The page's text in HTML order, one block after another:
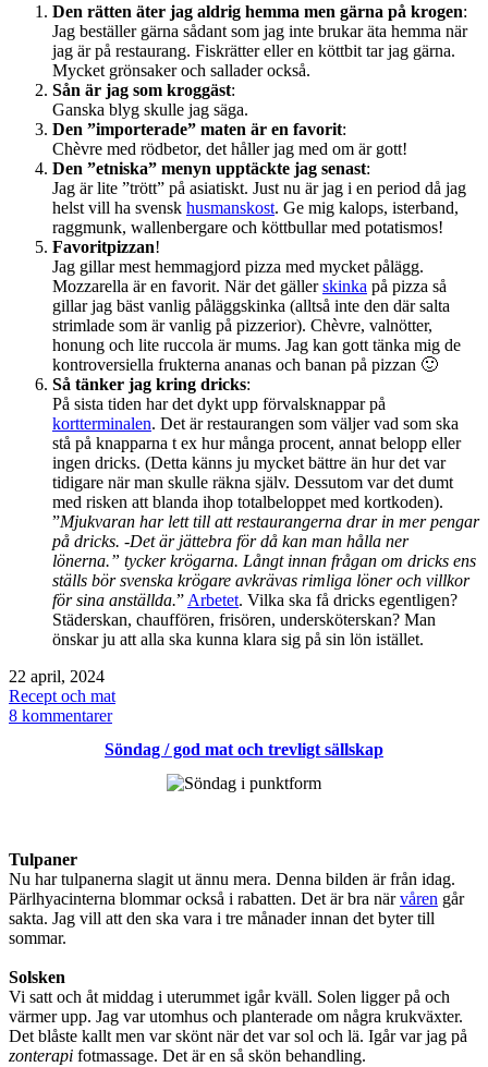
Den rätten äter jag aldrig hemma men gärna på krogen:
Jag beställer gärna sådant som jag inte brukar äta hemma när
jag är på restaurang. Fiskrätter eller en köttbit tar jag gärna.
Mycket grönsaker och sallader också.
Sån är jag som kroggäst:
Ganska blyg skulle jag säga.
Den ”importerade” maten är en favorit:
Chèvre med rödbetor, det håller jag med om är gott!
Den ”etniska” menyn upptäckte jag senast:
Jag är lite ”trött” på asiatiskt. Just nu är jag i en period då jag
helst vill ha svensk husmanskost. Ge mig kalops, isterband,
raggmunk, wallenbergare och köttbullar med potatismos!
Favoritpizzan!
Jag gillar mest hemmagjord pizza med mycket pålägg.
Mozzarella är en favorit. När det gällerskinka på pizza så
gillar jag bäst vanlig påläggskinka (alltså inte den där salta
strimlade som är vanlig på pizzerior). Chèvre, valnötter,
honung och lite ruccola är mums. Jag kan gott tänka mig de
kontroversiella frukterna ananas och banan på pizzan 🙂
Så tänker jag kring dricks:
På sista tiden har det dykt upp förvalsknappar på
kortterminalen. Det är restaurangen som väljer vad som ska
stå på knapparna t ex hur många procent, annat belopp eller
ingen dricks. (Detta känns ju mycket bättre än hur det var
tidigare när man skulle räkna själv. Dessutom var det dumt
med risken att blanda ihop totalbeloppet med kortkoden).
”Mjukvaran har lett till att restaurangerna drar in mer pengar
på dricks. -Det är jättebra för då kan man hålla ner
lönerna.” tycker krögarna. Långt innan frågan om dricks ens
ställs bör svenska krögare avkrävas rimliga löner och villkor
för sina anställda.” Arbetet. Vilka ska få dricks egentligen?
Städerskan, chauffören, frisören, undersköterskan? Man
önskar ju att alla ska kunna klara sig på sin lön istället.
Publicerat
den
22 april, 2024
Kategoriserat
som
Recept och mat
8 kommentarertill
/
Söndag / god mat och trevligt sällskap
Tulpaner
Nu har tulpanerna slagit ut ännu mera. Denna bilden är från idag.
Pärlhyacinterna blommar också i rabatten. Det är bra närvåren går
sakta. Jag vill att den ska vara i tre månader innan det byter till
sommar.
Solsken
Vi satt och åt middag i uterummet igår kväll. Solen ligger på och
värmer upp. Jag var utomhus och planterade om några krukväxter.
Det blåste kallt men var skönt när det var sol och lä. Igår var jag på
zonterapi fotmassage. Det är en så skön behandling.